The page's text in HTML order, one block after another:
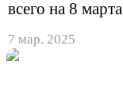
всего на 8 марта
7 мар. 2025